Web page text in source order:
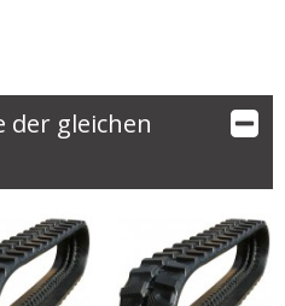
der gleichen